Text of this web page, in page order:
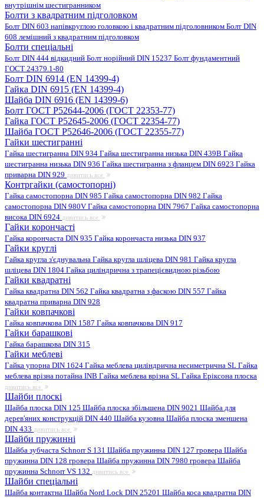
внутрішнім шестигранником
Болти з квадратним підголовком
Болт DIN 603 напівкруглою головкою і квадратним підголовником Болт DIN
608 лемішний з квадратним підголовком
Болти спеціальні
Болт DIN 444 відкидний Болт норійний DIN 15237 Болт фундаментний
ГОСТ 24379.1-80
Болт DIN 6914 (EN 14399-4)
Гайка DIN 6915 (EN 14399-4)
Шайба DIN 6916 (EN 14399-6)
Болт ГОСТ Р52644-2006 (ГОСТ 22353-77)
Гайка ГОСТ Р52645-2006 (ГОСТ 22354-77)
Шайба ГОСТ Р52646-2006 (ГОСТ 22355-77)
Гайки шестигранні
Гайка шестигранна DIN 934 Гайка шестигранна низька DIN 439B Гайка
шестигранна низька DIN 936 Гайка шестигранна з фланцем DIN 6923 Гайка
приварна DIN 929 дивитись все
Контргайки (самостопорні)
Гайка самостопорна DIN 985 Гайка самостопорна DIN 982 Гайка
самостопорна DIN 980V Гайка самостопорна DIN 7967 Гайка самостопорна
висока DIN 6924 дивитись все
Гайки корончасті
Гайка корончаста DIN 935 Гайка корончаста низька DIN 937
Гайки круглі
Гайка кругла з'єднувальна Гайка кругла шліцева DIN 981 Гайка кругла
шліцева DIN 1804 Гайка циліндрична з трапецієвидною різьбою
Гайки квадратні
Гайка квадратна DIN 562 Гайка квадратна з фаскою DIN 557 Гайка
квадратна приварна DIN 928
Гайки ковпачкові
Гайка ковпачкова DIN 1587 Гайка ковпачкова DIN 917
Гайки барашкові
Гайка барашкова DIN 315
Гайки меблеві
Гайка упорна DIN 1624 Гайка меблева циліндрична несиметрична SL Гайка
меблева врізна потайна INB Гайка меблева врізна SL Гайка Еріксона плоска
дивитись все
Шайби плоскі
Шайба плоска DIN 125 Шайба плоска збільшена DIN 9021 Шайба для
дерев'яних конструкцій DIN 440 Шайба кузовна Шайба плоска зменшена
DIN 433 дивитись все
Шайби пружинні
Шайба зубчаста Schnorr S 131 Шайба пружинна DIN 127 гровера Шайба
пружинна DIN 128 гровера Шайба пружинна DIN 7980 гровера Шайба
пружинна Schnorr VS 132 дивитись все
Шайби спеціальні
Шайба контактна Шайба Nord Lock DIN 25201 Шайба коса квадратна DIN